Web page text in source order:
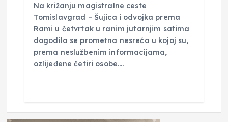
Na križanju magistralne ceste
Tomislavgrad – Šujica i odvojka prema
Rami u četvrtak u ranim jutarnjim satima
dogodila se prometna nesreća u kojoj su,
prema neslužbenim informacijama,
ozlijeđene četiri osobe.…